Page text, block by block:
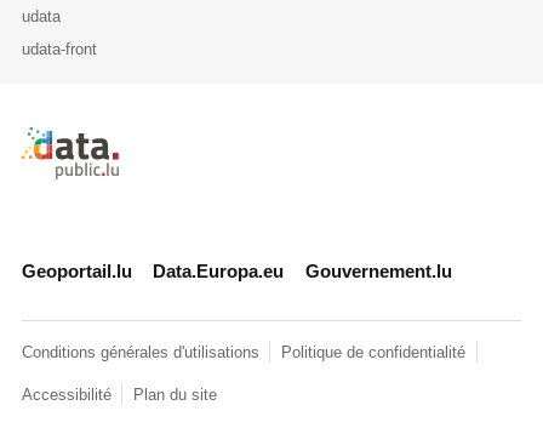
udata
udata-front
Retour à l'accueil de data.public.lu
Geoportail.lu Data.Europa.eu Gouvernement.lu
Conditions générales d'utilisations Politique de confidentialité
Accessibilité Plan du site